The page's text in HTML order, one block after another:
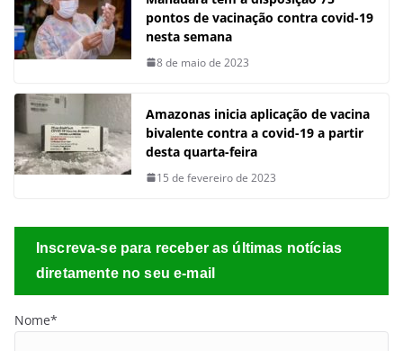
pontos de vacinação contra covid-19
nesta semana
8 de maio de 2023
Amazonas inicia aplicação de vacina
bivalente contra a covid-19 a partir
desta quarta-feira
15 de fevereiro de 2023
Inscreva-se para receber as últimas notícias
diretamente no seu e-mail
Nome*